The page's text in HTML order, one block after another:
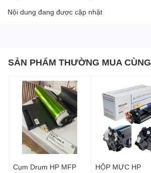
Nội dung đang được cập nhật
SẢN PHẨM THƯỜNG MUA CÙNG
Cụm Drum HP MFP
HỘP MỰC HP